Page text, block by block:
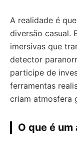
A realidade é
diversão casual.
imersivas que
detector
participe de
ferramentas
criam atmosfera
O que é